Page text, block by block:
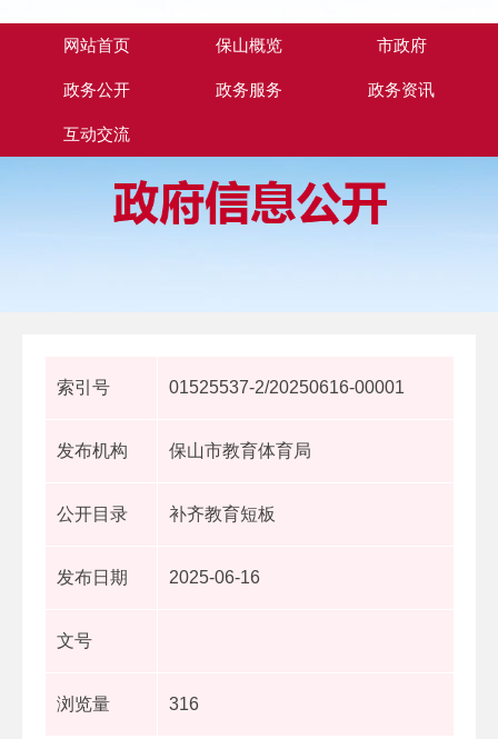
网站首页 保山概览 市政府
政务公开 政务服务 政务资讯
互动交流
索引号 01525537-2/20250616-00001
发布机构 保山市教育体育局
公开目录 补齐教育短板
发布日期 2025-06-16
文号
浏览量 316